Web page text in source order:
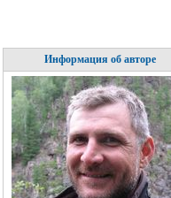
Информация об авторе